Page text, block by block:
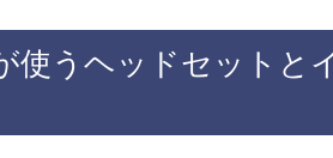
使うヘッドセットと